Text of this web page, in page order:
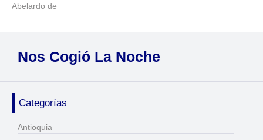
Abelardo de
Nos Cogió La Noche
Categorías
Antioquia